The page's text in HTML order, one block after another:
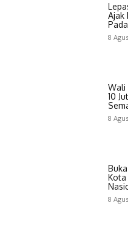
Ajak
8
Wali
10
8
Kota
8